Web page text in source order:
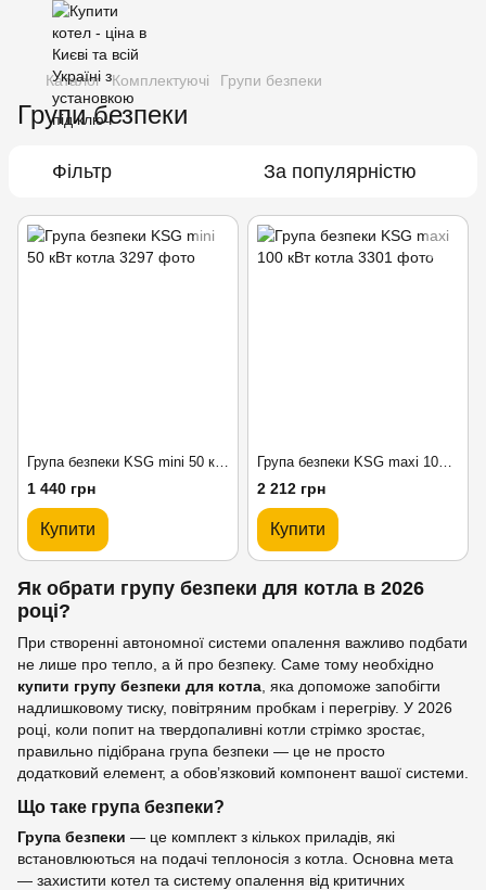
Каталог Комплектуючі Групи безпеки
Групи безпеки
Фільтр За популярністю
Група безпеки KSG mini 50 кВт котла
1 440 грн
Купити
Група безпеки KSG maxi 100 кВт котла
2 212 грн
Купити
Як обрати групу безпеки для котла в 2026
році?
При створенні автономної системи опалення важливо подбати
не лише про тепло, а й про безпеку. Саме тому необхідно
купити групу безпеки для котла , яка допоможе запобігти
надлишковому тиску, повітряним пробкам і перегріву. У 2026
році, коли попит на твердопаливні котли стрімко зростає,
правильно підібрана група безпеки — це не просто
додатковий елемент, а обов’язковий компонент вашої системи.
Що таке група безпеки?
Група безпеки — це комплект з кількох приладів, які
встановлюються на подачі теплоносія з котла. Основна мета
— захистити котел та систему опалення від критичних